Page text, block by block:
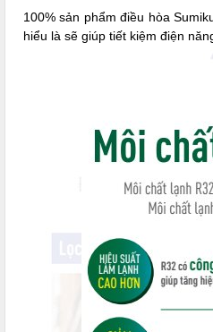
100% sản phẩm điều hòa
hiểu là sẽ giúp tiết kiệm điện